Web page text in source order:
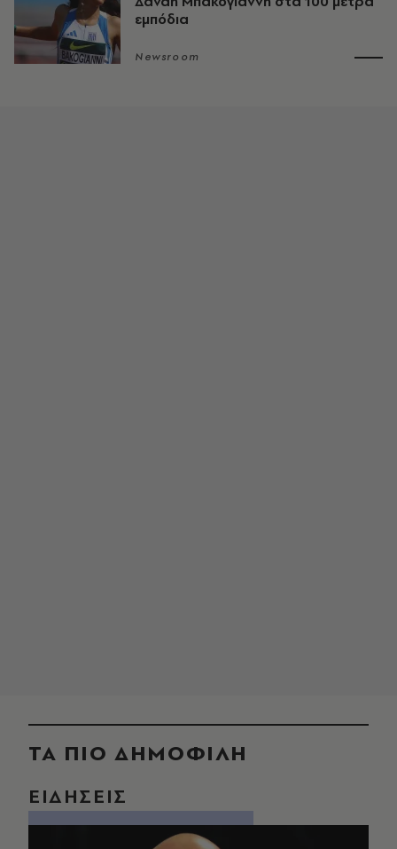
εμπόδια
Newsroom
ΤΑ ΠΙΟ ΔΗΜΟΦΙΛΗ
ΕΙΔΗΣΕΙΣ